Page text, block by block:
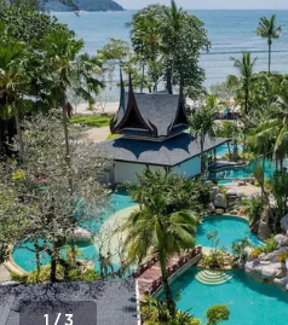
1/3